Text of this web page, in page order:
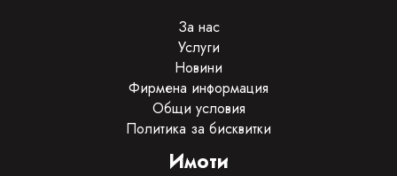
За нас
Услуги
Новини
Фирмена информация
Общи условия
Политика за бисквитки
Имоти